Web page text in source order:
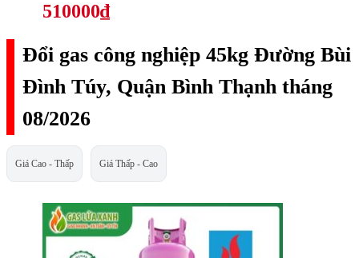
510000₫
Đổi gas công nghiệp 45kg Đường Bùi
Đình Túy, Quận Bình Thạnh tháng
08/2026
Giá Cao - Thấp Giá Thấp - Cao